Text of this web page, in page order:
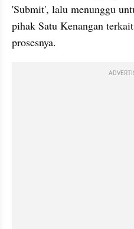
'Submit', lalu menunggu
pihak Satu Kenangan
prosesnya.